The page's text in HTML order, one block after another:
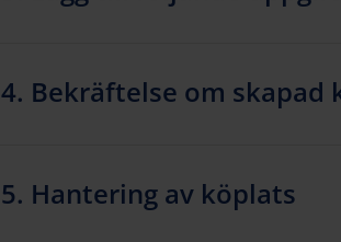
4. Bekräftelse om skapad
5. Hantering av köplats